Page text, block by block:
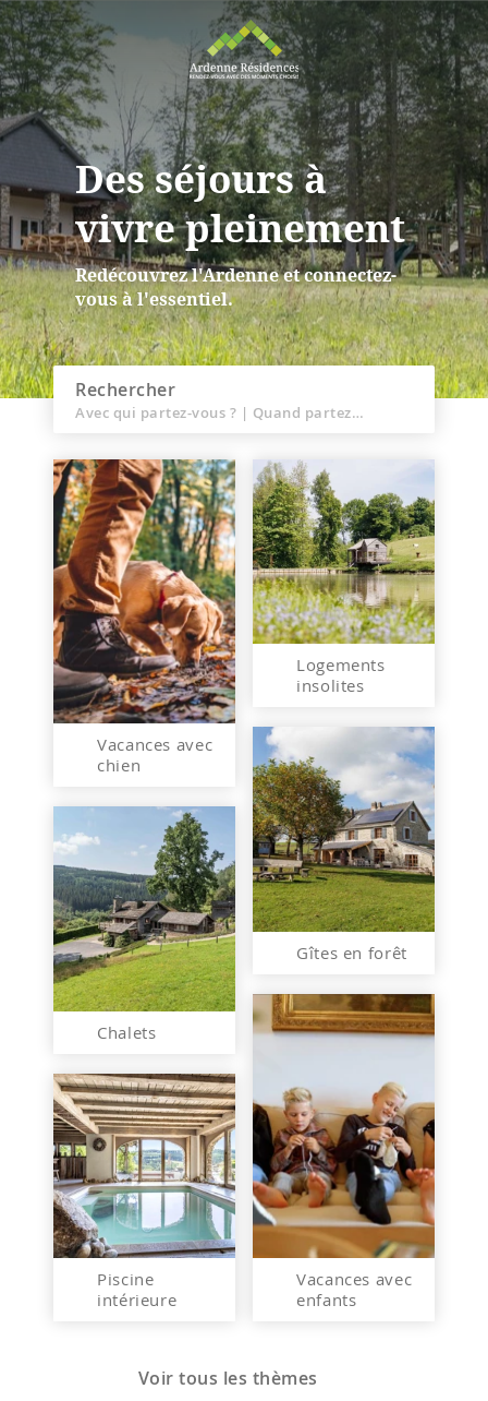
Des séjours à
vivre pleinement
Redécouvrez l'Ardenne et connectez-
vous à l'essentiel.
Rechercher
Avec qui partez-vous ? | Quand partez-vous ?
Vacances avec
chien
Chalets
Piscine
intérieure
Logements
insolites
Gîtes en forêt
Vacances avec
enfants
Voir tous les thèmes